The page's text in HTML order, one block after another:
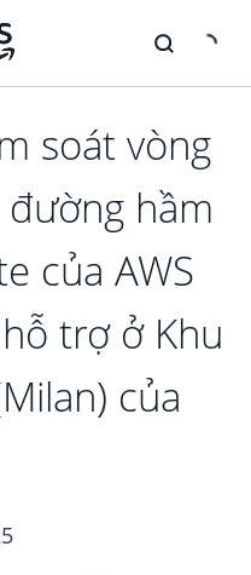
soát vòng
hầm
của AWS
trợ ở Khu
của